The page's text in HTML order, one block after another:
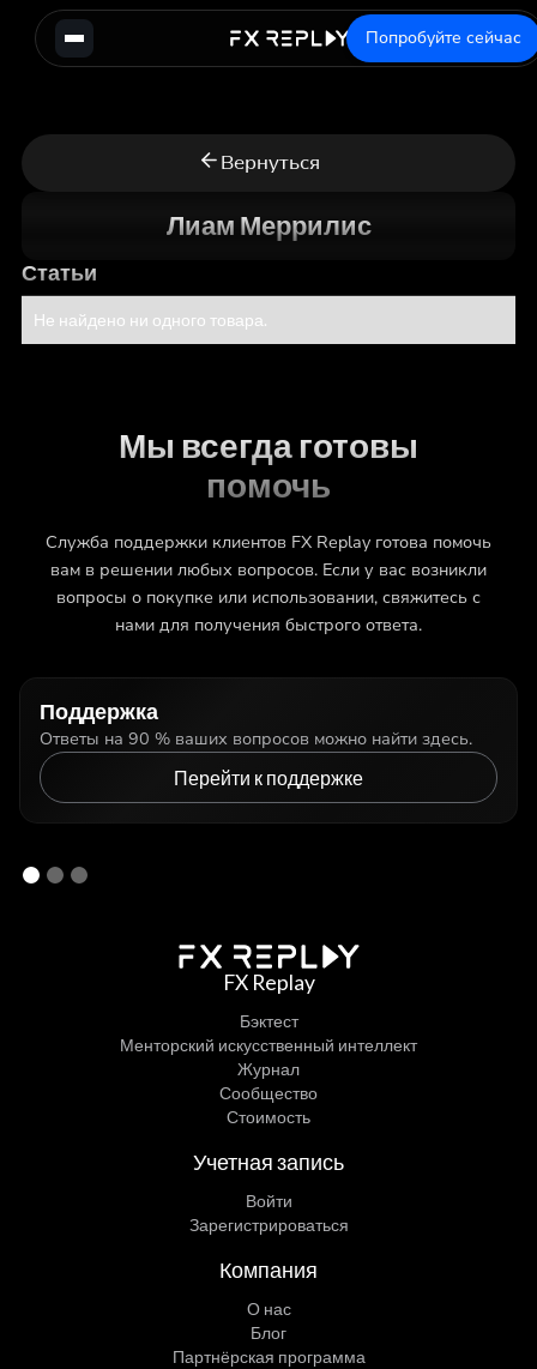
Попробуйте сейчас
Вернуться
Лиам Меррилис
Статьи
Не найдено ни одного товара.
Мы всегда готовы
помочь
Служба поддержки клиентов FX Replay готова помочь
вам в решении любых вопросов. Если у вас возникли
вопросы о покупке или использовании, свяжитесь с
нами для получения быстрого ответа.
Поддержка
Ответы на 90 % ваших вопросов можно найти здесь.
Перейти к поддержке
FX Replay
Бэктест
Менторский искусственный интеллект
Журнал
Сообщество
Стоимость
Учетная запись
Войти
Зарегистрироваться
Компания
О нас
Блог
Партнёрская программа